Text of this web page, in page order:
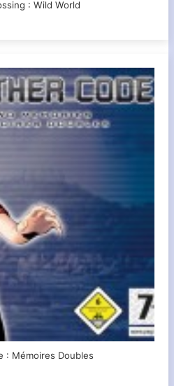
: Wild World
: Mémoires Doubles